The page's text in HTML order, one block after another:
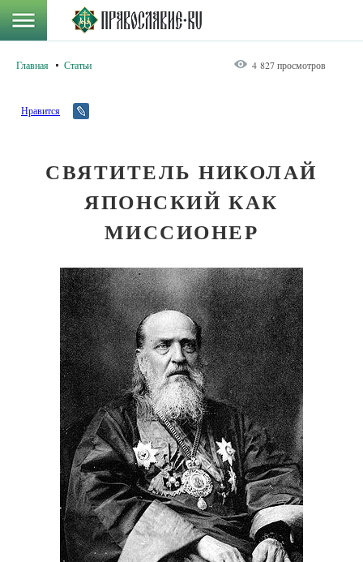
Главная Статьи 4 827 просмотров
Нравится
СВЯТИТЕЛЬ НИКОЛАЙ
ЯПОНСКИЙ КАК
МИССИОНЕР